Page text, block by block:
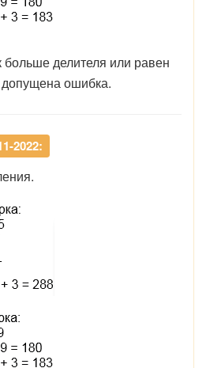
больше делителя или равен
ошибка.
2022: